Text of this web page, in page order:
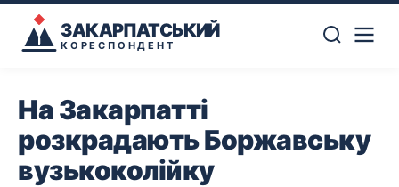
ЗАКАРПАТСЬКИЙ
КОРЕСПОНДЕНТ
На Закарпатті
розкрадають Боржавську
вузькоколійку